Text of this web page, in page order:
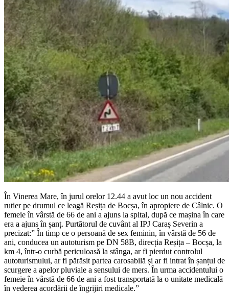
În Vinerea Mare, în jurul orelor 12.44 a avut loc un nou accident
rutier pe drumul ce leagă Reșița de Bocșa, în apropiere de Câlnic. O
femeie în vârstă de 66 de ani a ajuns la spital, după ce mașina în care
era a ajuns în șanț. Purtătorul de cuvânt al IPJ Caraș Severin a
precizat:” În timp ce o persoană de sex feminin, în vârstă de 56 de
ani, conducea un autoturism pe DN 58B, direcția Reșița – Bocșa, la
km 4, într-o curbă periculoasă la stânga, ar fi pierdut controlul
autoturismului, ar fi părăsit partea carosabilă și ar fi intrat în șanțul de
scurgere a apelor pluviale a sensului de mers. În urma accidentului o
femeie în vârstă de 66 de ani a fost transportată la o unitate medicală
în vederea acordării de îngrijiri medicale.”